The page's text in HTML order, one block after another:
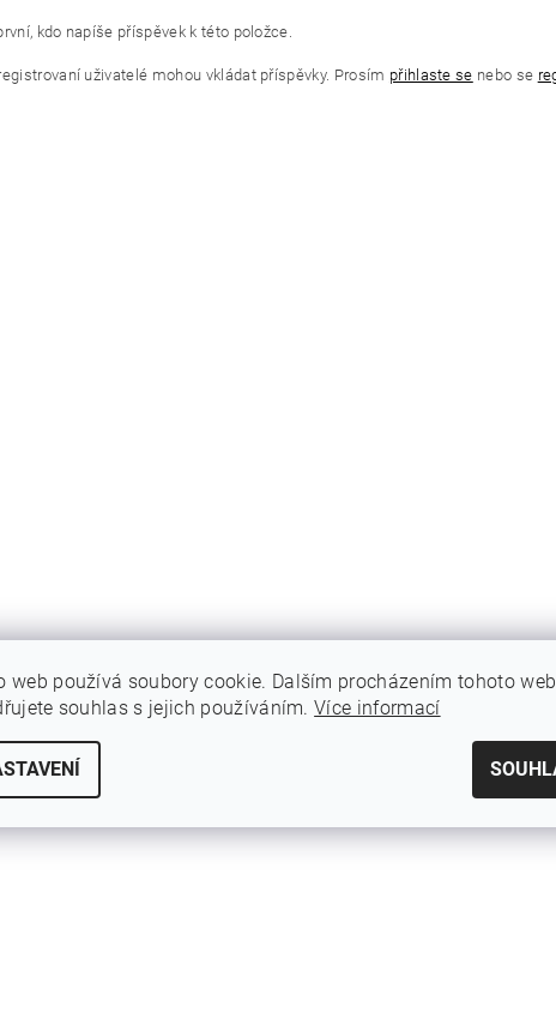
kdo napíše příspěvek k této položce.
uživatelé mohou vkládat příspěvky. Prosím přihlaste se nebo se
web používá soubory cookie. Dalším procházením tohoto
souhlas s jejich používáním.Více informací